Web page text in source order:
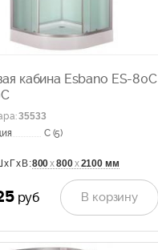
кабина Esbano ES-80C
:35533
C (5)
800х800х2100 мм
руб В корзину